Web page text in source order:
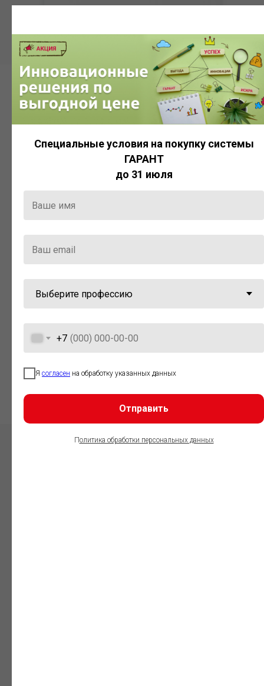
Компания «Гарант» стала
победителем премии «Время
Система
ГАРАНТ
Актуальная правовая информация
и инструменты для максимально
эффективной работы с ней.
Специальные условия на покупку системы
ГАРАНТ
до 31 июля
+7
Я согласен на обработку указанных данных
Отправить
Политика обработки персональных данных